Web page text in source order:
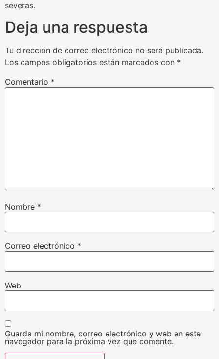
severas.
Deja una respuesta
Tu dirección de correo electrónico no será publicada.
Los campos obligatorios están marcados con *
Comentario *
Nombre *
Correo electrónico *
Web
Guarda mi nombre, correo electrónico y web en este
navegador para la próxima vez que comente.